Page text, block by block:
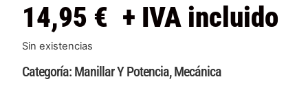
14,95 € + IVA incluido
Sin existencias
Categoría: Manillar Y Potencia,Mecánica